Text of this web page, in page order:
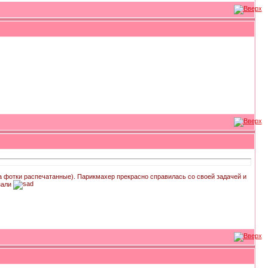
распечатанные). Парикмахер прекрасно справилась со своей задачей и